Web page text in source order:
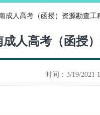
成人高考（函授）资源勘查
成人高考（函授
时间：3/19/2021